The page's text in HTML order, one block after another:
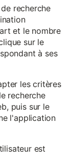
recherche
et le nombre
sur le
à ses
les critères
recherche
puis sur le
l'application
est